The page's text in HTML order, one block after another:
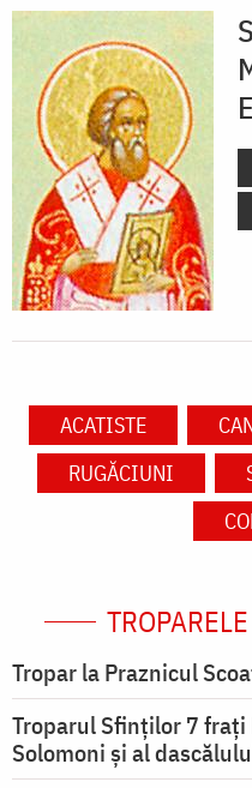
ACATISTE
RUGĂCIUNI
Tropar la Praznicul
Troparul Sfinţilor 7 fraţi
Solomoni şi al